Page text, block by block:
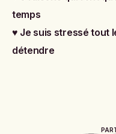
temps
♥ Je suis stressé tout
détendre